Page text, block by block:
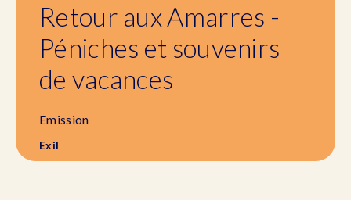
Retour aux Amarres -
Péniches et souvenirs
de vacances
Emission
Exil